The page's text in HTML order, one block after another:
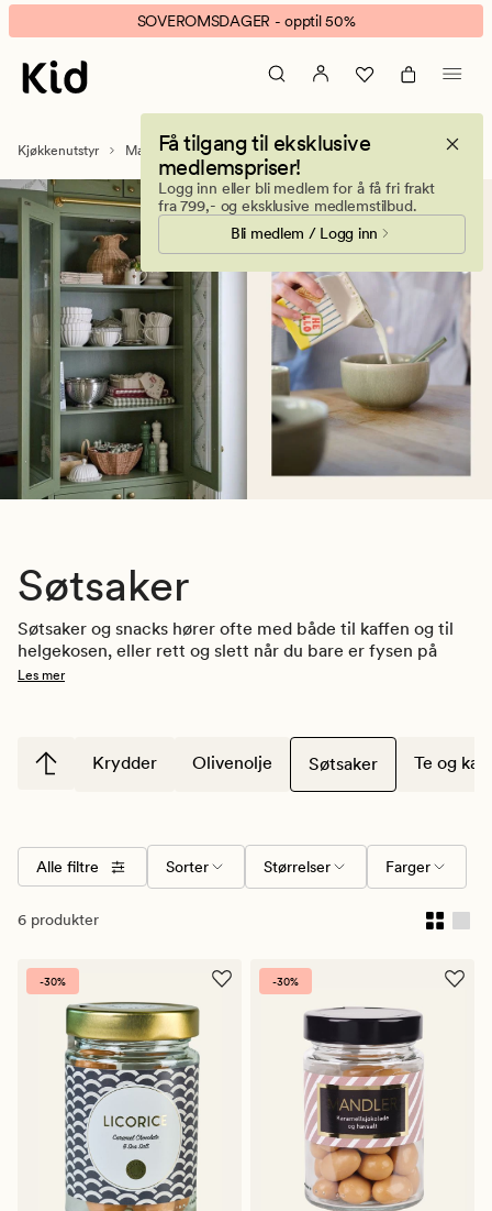
Søtsaker
–
Godteri
banner.
Klikk
ESCAPE
pause.
SOVEROMSDAGER - opptil 50%
Få tilgang til eksklusive
medlemspriser!
Logg inn eller bli medlem for å få fri frakt
fra 799,- og eksklusive medlemstilbud.
Bli medlem / Logg inn
Kjøkkenutstyr Mat og drikke Søtsaker
Søtsaker
Søtsaker og snacks hører ofte med både til kaffen og til
helgekosen, eller rett og slett når du bare er fysen på
noe godt. By gjestene på deilige lakriskuler med
marshmallows. Hos Kid finner du nydelige søtsaker du
kan nyte både alene eller med andre.
Les mer
Krydder Olivenolje Søtsaker Te og
Alle filtre Sorter Størrelser Farger
6 produkter
-30% -30%